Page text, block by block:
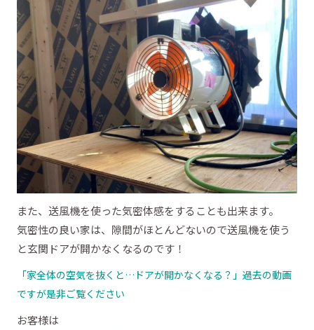
また、送風機を使った気密体感をすることも出来ます。
気密性の良い家は、隙間がほとんどないので送風機を使う
と玄関ドアが開かなくなるのです！
「家全体の空気を抜くと…ドアが開かなくなる？」過去の動画
ですが是非ご覧ください
お客様は